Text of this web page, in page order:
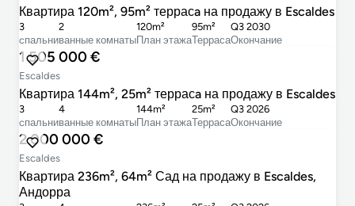
Квартира 120m², 95m² террасa на продажу в Escaldes
cпальни
3
ванные комнаты
2
План этажа
120m²
Терраса
95m²
Окончание
Q3 2030
1 505 000 €
Escaldes
Квартира 144m², 25m² террасa на продажу в Escaldes
cпальни
3
ванные комнаты
4
План этажа
144m²
Терраса
25m²
Окончание
Q3 2026
2 000 000 €
Escaldes
Квартира 236m², 64m² Сад на продажу в Escaldes,
Андорра